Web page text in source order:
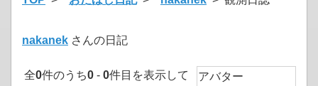
nakanek さんの日記
全0件のうち0 - 0件目を表示して
アバター